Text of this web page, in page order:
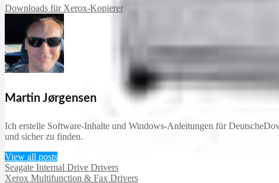
Downloads für Xerox-Kopierer
Martin Jørgensen
Ich erstelle Software-Inhalte und Windows-Anleitungen für
und sicher zu finden.
View all posts
Seagate Internal Drive Drivers
Xerox Multifunction & Fax Drivers